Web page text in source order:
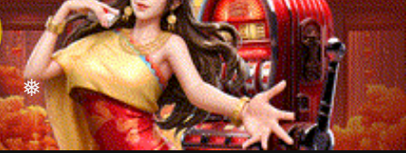
❅
❅
❅ ❅